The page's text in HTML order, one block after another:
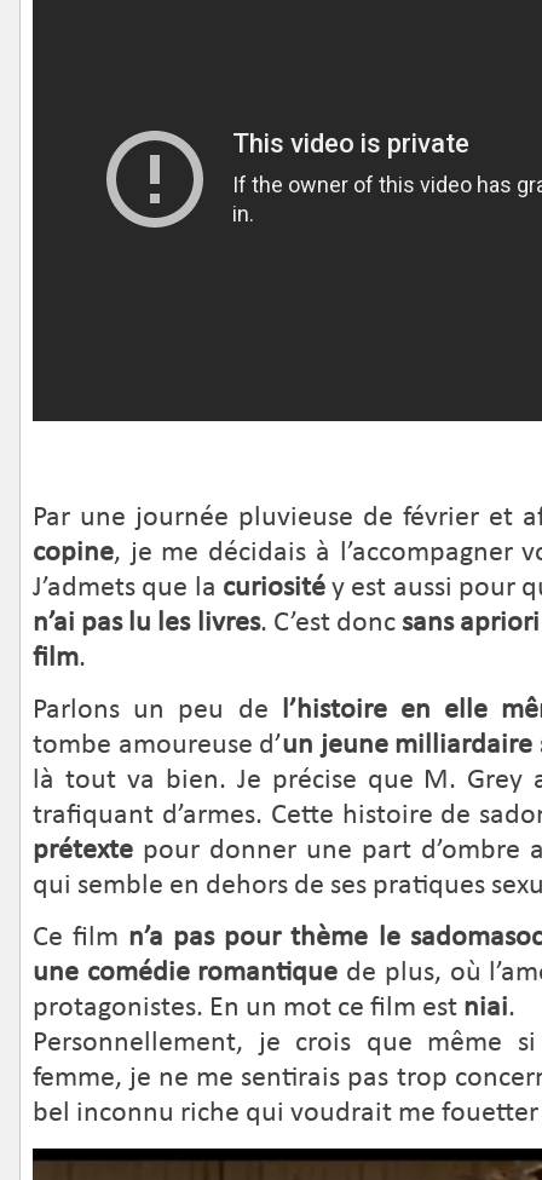
Par une journée pluvieuse de février et
copine, je me décidais à l’accompagner
J’admets que la curiositéy est aussi pour
n’ai pas lu les livres. C’est donc sans apriori
film.
Parlons un peu de l’histoire en elle
tombe amoureuse d’un jeune milliardaire
là tout va bien. Je précise que M. Grey
trafiquant d’armes. Cette histoire de
prétexte pour donner une part d’ombre
qui semble en dehors de ses pratiques
Ce film n’a pas pour thème le
une comédie romantique de plus, où
protagonistes. En un mot ce film est niai.
Personnellement, je crois que même
femme, je ne me sentirais pas trop
bel inconnu riche qui voudrait me fouetter